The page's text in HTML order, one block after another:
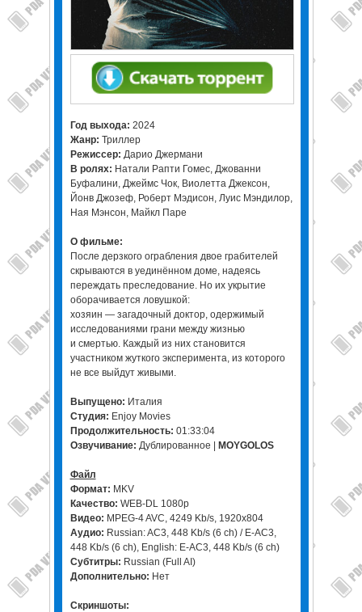
Год выхода: 2024
Жанр: Триллер
Режиссер: Дарио Джермани
В ролях: Натали Рапти Гомес, Джованни
Буфалини, Джеймс Чок, Виолетта Джексон,
Йонв Джозеф, Роберт Мэдисон, Луис Мэндилор,
Ная Мэнсон, Майкл Паре
О фильме:
После дерзкого ограбления двое грабителей
скрываются в уединённом доме, надеясь
переждать преследование. Но их укрытие
оборачивается ловушкой:
хозяин — загадочный доктор, одержимый
исследованиями грани между жизнью
и смертью. Каждый из них становится
участником жуткого эксперимента, из которого
не все выйдут живыми.
Выпущено: Италия
Студия: Enjoy Movies
Продолжительность: 01:33:04
Озвучивание: Дублированное | MOYGOLOS
Файл
Формат: MKV
Качество: WEB-DL 1080p
Видео: MPEG-4 AVC, 4249 Kb/s, 1920x804
Аудио: Russian: AC3, 448 Kb/s (6 ch) / E-AC3,
448 Kb/s (6 ch), English: E-AC3, 448 Kb/s (6 ch)
Субтитры: Russian (Full AI)
Дополнительно: Нет
Скриншоты: